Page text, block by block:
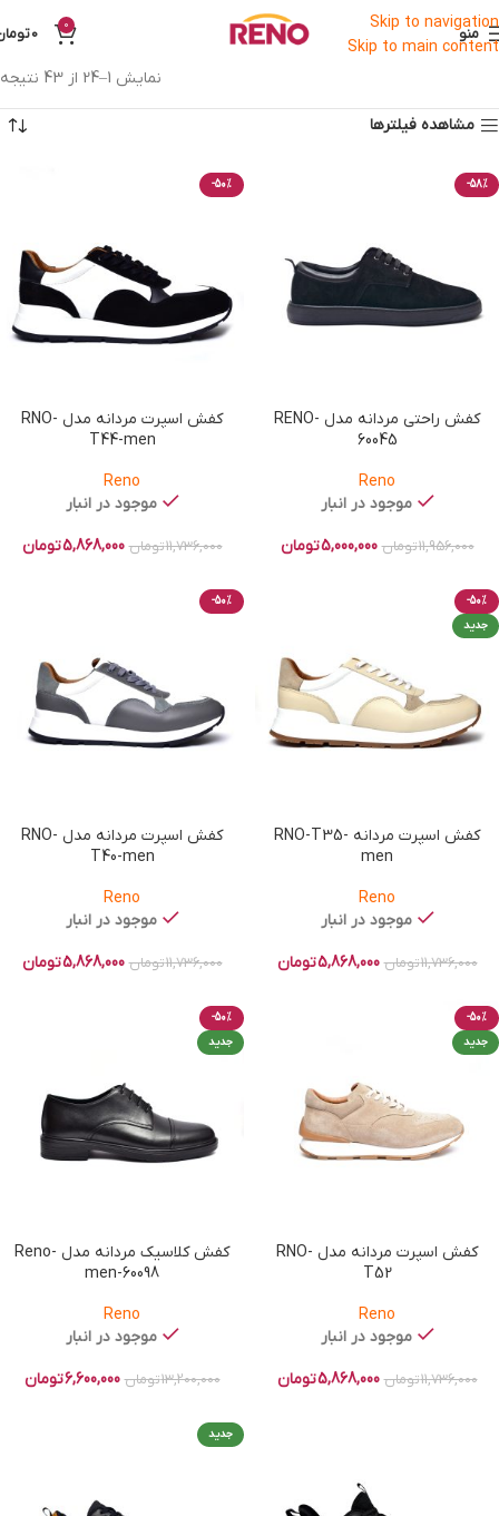
Skip to navigation
Skip to main content
منو 0
0
نمایش 1–24 از 43 نتیجه
مشاهده فیلترها
-58%
کفش راحتی مردانه مدل RENO-
60045
Reno
موجود در انبار
11,956,000تومان 5,000,000تومان
-50%
کفش اسپرت مردانه مدل RNO-
T44-men
Reno
موجود در انبار
11,736,000تومان 5,868,000تومان
-50%
جدید
کفش اسپرت مردانه RNO-T35-
men
Reno
موجود در انبار
11,736,000تومان 5,868,000تومان
-50%
کفش اسپرت مردانه مدل RNO-
T40-men
Reno
موجود در انبار
11,736,000تومان 5,868,000تومان
-50%
جدید
کفش اسپرت مردانه مدل RNO-
T52
Reno
موجود در انبار
11,736,000تومان 5,868,000تومان
-50%
جدید
کفش کلاسیک مردانه مدل Reno-
men-60098
Reno
موجود در انبار
13,200,000تومان 6,600,000تومان
جدید